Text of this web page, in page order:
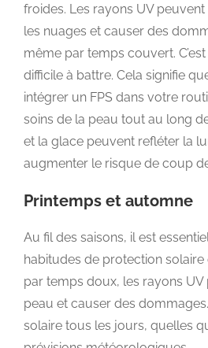
froides. Les rayons UV
les nuages et causer des
même par temps couvert.
difficile à battre. Cela signifie
intégrer un FPS dans votre
soins de la peau tout au long
et la glace peuvent refléter la
augmenter le risque de coup
Printemps et automne
Au fil des saisons, il est
habitudes de protection
par temps doux, les rayons
peau et causer des
solaire tous les jours, quelles